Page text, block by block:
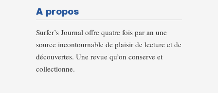
A propos
Surfer’s Journal offre quatre fois par an une
source incontournable de plaisir de lecture et de
découvertes. Une revue qu’on conserve et
collectionne.